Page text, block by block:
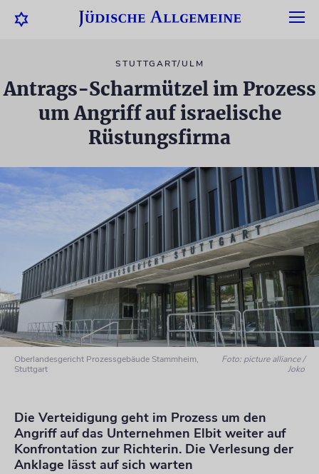
STUTTGART/ULM
Antrags-Scharmützel im Prozess
um Angriff auf israelische
Rüstungsfirma
Oberlandesgericht Prozessgebäude Stammheim,
Stuttgart
Foto: picture alliance /
Joko
Die Verteidigung geht im Prozess um den
Angriff auf das Unternehmen Elbit weiter auf
Konfrontation zur Richterin. Die Verlesung der
Anklage lässt auf sich warten